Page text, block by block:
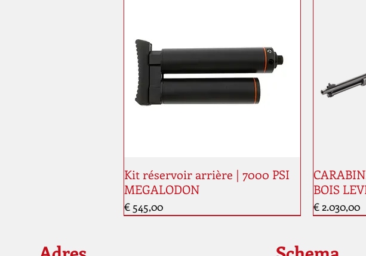
Kit réservoir arrière | 7000 PSI
MEGALODON
Prijs
€ 545,00
BOIS
Prijs
€ 2.030,00